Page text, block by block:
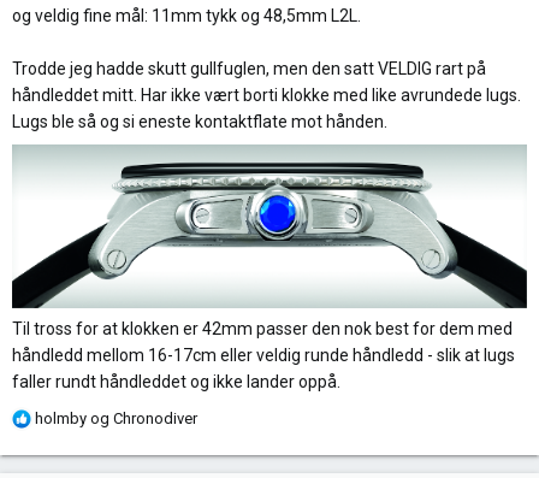
og veldig fine mål: 11mm tykk og 48,5mm L2L.
Trodde jeg hadde skutt gullfuglen, men den satt VELDIG rart på
håndleddet mitt. Har ikke vært borti klokke med like avrundede lugs.
Lugs ble så og si eneste kontaktflate mot hånden.
Til tross for at klokken er 42mm passer den nok best for dem med
håndledd mellom 16-17cm eller veldig runde håndledd - slik at lugs
faller rundt håndleddet og ikke lander oppå.
R
holmby og Chronodiver